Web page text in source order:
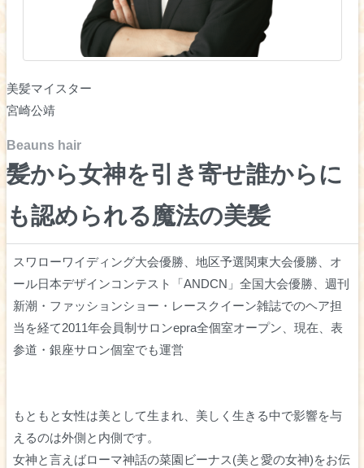
美髪マイスター
宮崎公靖
Beauns hair
髪から女神を引き寄せ誰からに
も認められる魔法の美髪
スワローワイディング大会優勝、地区予選関東大会優勝、オ
ール日本デザインコンテスト「ANDCN」全国大会優勝、週刊
新潮・ファッションショー・レースクイーン雑誌でのヘア担
当を経て2011年会員制サロンepra全個室オープン、現在、表
参道・銀座サロン個室でも運営
もともと女性は美として生まれ、美しく生きる中で影響を与
えるのは外側と内側です。
女神と言えばローマ神話の菜園ビーナス(美と愛の女神)をお伝